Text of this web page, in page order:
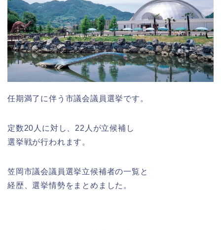
任期満了に伴う市議会議員選挙です。
定数20人に対し、22人が立候補し
選挙戦が行われます。
笠岡市議会議員選挙立候補者の一覧と
経歴、選挙情勢をまとめました。